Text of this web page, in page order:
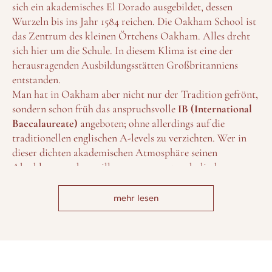
sich ein akademisches El Dorado ausgebildet, dessen
Wurzeln bis ins Jahr 1584 reichen. Die Oakham School ist
das Zentrum des kleinen Örtchens Oakham. Alles dreht
sich hier um die Schule. In diesem Klima ist eine der
herausragenden Ausbildungsstätten Großbritanniens
entstanden.
Man hat in Oakham aber nicht nur der Tradition gefrönt,
sondern schon früh das anspruchsvolle IB (International
Baccalaureate) angeboten; ohne allerdings auf die
traditionellen englischen A-levels zu verzichten. Wer in
dieser dichten akademischen Atmosphäre seinen
Abschluss angehen will, muss ganz gute schulische
spätestens ein Jahr im Voraus – entscheiden.
Wer dann – nach intensiver Prüfung – aufgenommen
mehr lesen